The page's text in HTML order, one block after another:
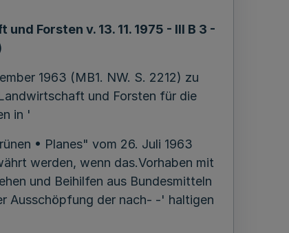
Forsten v. 13. 11. 1975 - III B 3 -
1963 (MB1. NW. S. 2212) zu
und Forsten für die
in '
• Planes" vom 26. Juli 1963
werden, wenn das.Vorhaben mit
und Beihilfen aus Bundesmitteln
Ausschöpfung der nach- -' haltigen